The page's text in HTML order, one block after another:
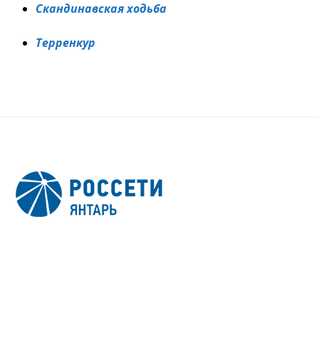
Скандинавская ходьба
Терренкур